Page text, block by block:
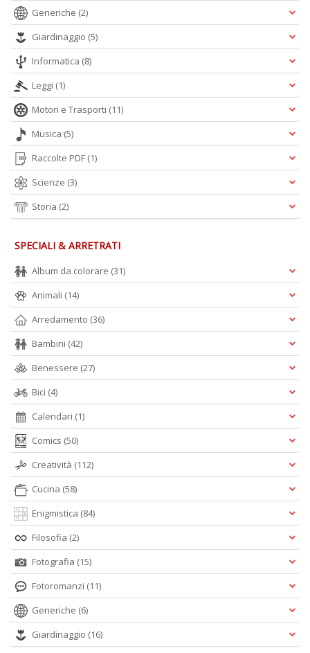
Generiche (2)
Giardinaggio (5)
Informatica (8)
Leggi (1)
Motori e Trasporti (11)
Musica (5)
Raccolte PDF (1)
Scienze (3)
Storia (2)
SPECIALI & ARRETRATI
Album da colorare (31)
Animali (14)
Arredamento (36)
Bambini (42)
Benessere (27)
Bici (4)
Calendari (1)
Comics (50)
Creatività (112)
Cucina (58)
Enigmistica (84)
Filosofia (2)
Fotografia (15)
Fotoromanzi (11)
Generiche (6)
Giardinaggio (16)